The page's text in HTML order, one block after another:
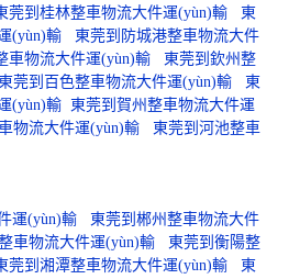
莞到桂林整車物流大件運(yùn)輸
東
(yùn)輸
東莞到防城港整車物流大件
車物流大件運(yùn)輸
東莞到欽州整
東莞到百色整車物流大件運(yùn)輸
東
(yùn)輸 東莞到賀州整車物流大件運
物流大件運(yùn)輸
東莞到河池整車
運(yùn)輸
東莞到郴州整車物流大件
車物流大件運(yùn)輸
東莞到衡陽整
莞到湘潭整車物流大件運(yùn)輸
東